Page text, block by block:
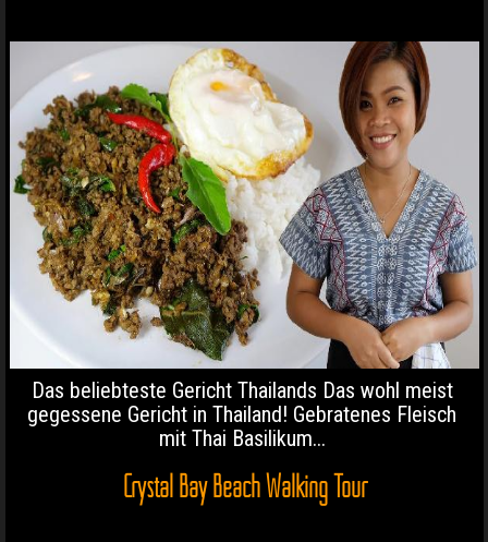
Das beliebteste Gericht Thailands Das wohl meist
gegessene Gericht in Thailand! Gebratenes Fleisch
mit Thai Basilikum...
Crystal Bay Beach Walking Tour